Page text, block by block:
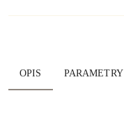
OPIS PARAMETRY